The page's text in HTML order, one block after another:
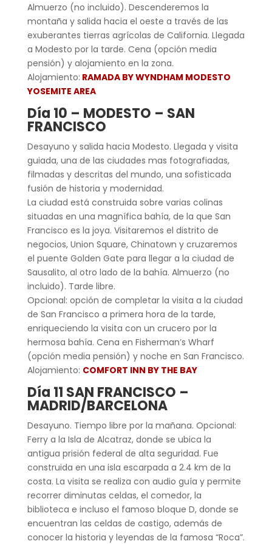
Almuerzo (no incluido). Descenderemos la
montaña y salida hacia el oeste a través de las
exuberantes tierras agrícolas de California. Llegada
a Modesto por la tarde. Cena (opción media
pensión) y alojamiento en la zona.
Alojamiento: RAMADA BY WYNDHAM MODESTO
YOSEMITE AREA
Día 10 – MODESTO – SAN
FRANCISCO
Desayuno y salida hacia Modesto. Llegada y visita
guiada, una de las ciudades mas fotografiadas,
filmadas y descritas del mundo, una sofisticada
fusión de historia y modernidad.
La ciudad está construida sobre varias colinas
situadas en una magnífica bahía, de la que San
Francisco es la joya. Visitaremos el distrito de
negocios, Union Square, Chinatown y cruzaremos
el puente Golden Gate para llegar a la ciudad de
Sausalito, al otro lado de la bahía. Almuerzo (no
incluido). Tarde libre.
Opcional: opción de completar la visita a la ciudad
de San Francisco a primera hora de la tarde,
enriqueciendo la visita con un crucero por la
hermosa bahía. Cena en Fisherman’s Wharf
(opción media pensión) y noche en San Francisco.
Alojamiento: COMFORT INN BY THE BAY
Día 11 SAN FRANCISCO –
MADRID/BARCELONA
Desayuno. Tiempo libre por la mañana. Opcional:
Ferry a la Isla de Alcatraz, donde se ubica la
antigua prisión federal de alta seguridad. Fue
construida en una isla escarpada a 2.4 km de la
costa. La visita se realiza con audio guía y permite
recorrer diminutas celdas, el comedor, la
biblioteca e incluso el famoso bloque D, donde se
encuentran las celdas de castigo, además de
conocer la historia y leyendas de la famosa “Roca”.